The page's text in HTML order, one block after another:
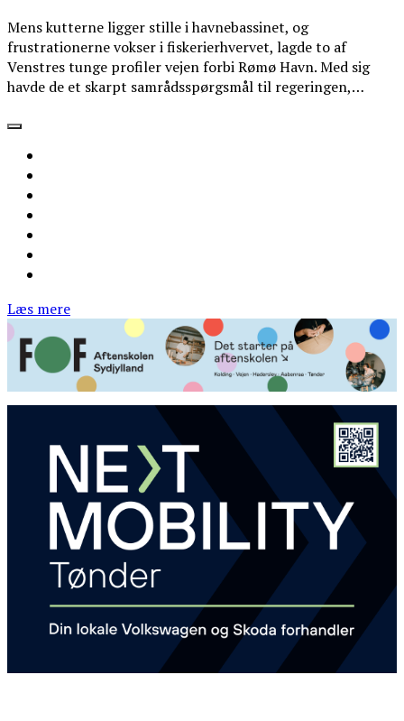
Mens kutterne ligger stille i havnebassinet, og
frustrationerne vokser i fiskerierhvervet, lagde to af
Venstres tunge profiler vejen forbi Rømø Havn. Med sig
havde de et skarpt samrådsspørgsmål til regeringen,…
Læs mere